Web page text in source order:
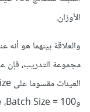
الأوزان.
والعلاقة بينهما هو
وBatch Size = 100، فسيكون لديك 50 خطوة في كل Epoch.